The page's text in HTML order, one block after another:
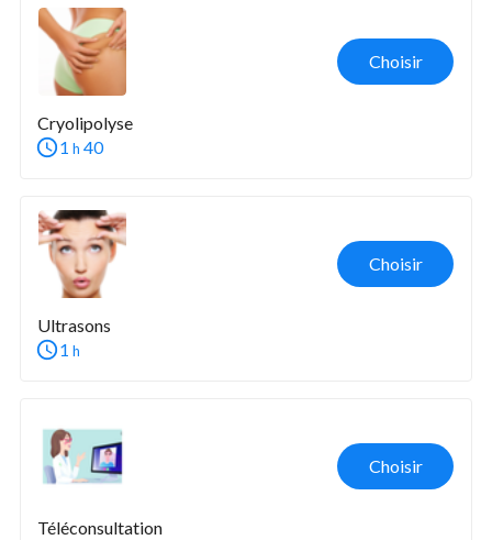
Choisir
Cryolipolyse
1 h 40
Choisir
Ultrasons
1 h
Choisir
Téléconsultation